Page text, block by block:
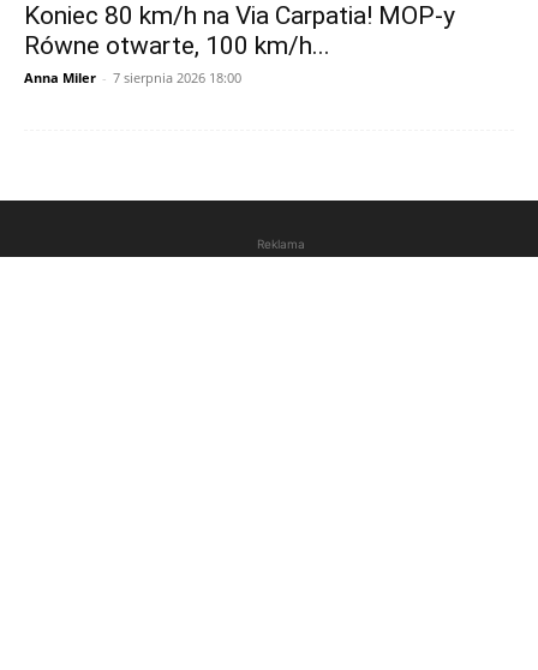
Koniec 80 km/h na Via Carpatia! MOP-y
Równe otwarte, 100 km/h...
Anna Miler - 7 sierpnia 2026 18:00
Reklama